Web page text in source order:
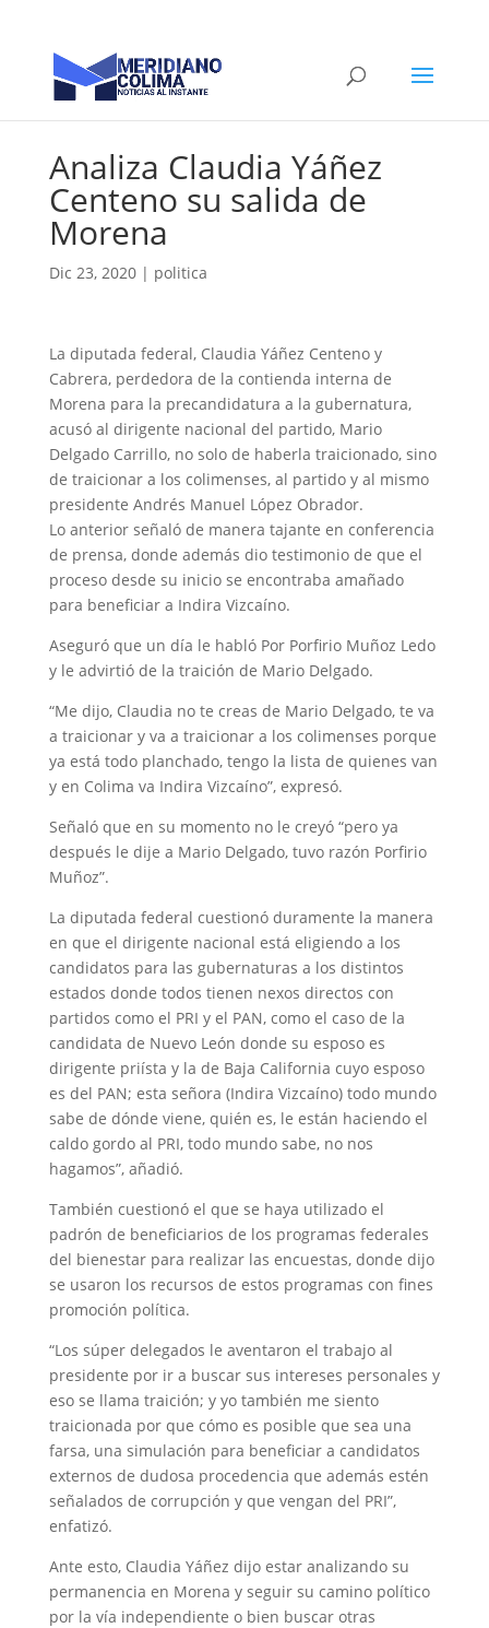
Analiza Claudia Yáñez
Centeno su salida de
Morena
Dic 23, 2020| politica
La diputada federal, Claudia Yáñez Centeno y
Cabrera, perdedora de la contienda interna de
Morena para la precandidatura a la gubernatura,
acusó al dirigente nacional del partido, Mario
Delgado Carrillo, no solo de haberla traicionado, sino
de traicionar a los colimenses, al partido y al mismo
presidente Andrés Manuel López Obrador.
Lo anterior señaló de manera tajante en conferencia
de prensa, donde además dio testimonio de que el
proceso desde su inicio se encontraba amañado
para beneficiar a Indira Vizcaíno.
Aseguró que un día le habló Por Porfirio Muñoz Ledo
y le advirtió de la traición de Mario Delgado.
“Me dijo, Claudia no te creas de Mario Delgado, te va
a traicionar y va a traicionar a los colimenses porque
ya está todo planchado, tengo la lista de quienes van
y en Colima va Indira Vizcaíno”, expresó.
Señaló que en su momento no le creyó “pero ya
después le dije a Mario Delgado, tuvo razón Porfirio
Muñoz”.
La diputada federal cuestionó duramente la manera
en que el dirigente nacional está eligiendo a los
candidatos para las gubernaturas a los distintos
estados donde todos tienen nexos directos con
partidos como el PRI y el PAN, como el caso de la
candidata de Nuevo León donde su esposo es
dirigente priísta y la de Baja California cuyo esposo
es del PAN; esta señora (Indira Vizcaíno) todo mundo
sabe de dónde viene, quién es, le están haciendo el
caldo gordo al PRI, todo mundo sabe, no nos
hagamos”, añadió.
También cuestionó el que se haya utilizado el
padrón de beneficiarios de los programas federales
del bienestar para realizar las encuestas, donde dijo
se usaron los recursos de estos programas con fines
promoción política.
“Los súper delegados le aventaron el trabajo al
presidente por ir a buscar sus intereses personales y
eso se llama traición; y yo también me siento
traicionada por que cómo es posible que sea una
farsa, una simulación para beneficiar a candidatos
externos de dudosa procedencia que además estén
señalados de corrupción y que vengan del PRI”,
enfatizó.
Ante esto, Claudia Yáñez dijo estar analizando su
permanencia en Morena y seguir su camino político
por la vía independiente o bien buscar otras